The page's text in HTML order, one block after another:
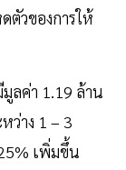
ตัวของการให้
ลค่า 1.19 ล้าน
ว่าง 1 – 3
เพิ่มขึ้น